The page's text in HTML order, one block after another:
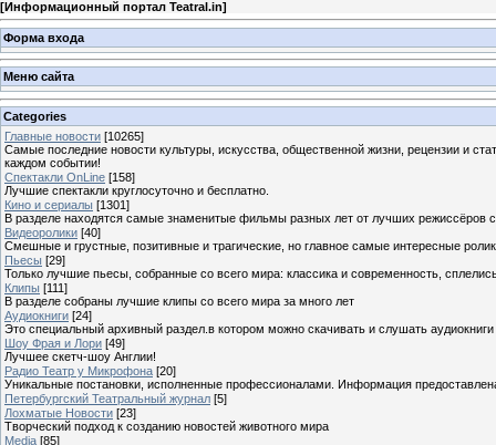
[Информационный портал Teatral.in]
Форма входа
Меню сайта
Categories
Главные новости [10265]
Самые последние новости культуры, искусства, общественной жизни, рецензии и
каждом событии!
Спектакли OnLine [158]
Лучшие спектакли круглосуточно и бесплатно.
Кино и сериалы [1301]
В разделе находятся самые знаменитые фильмы разных лет от лучших режиссёров
Видеоролики [40]
Смешные и грустные, позитивные и трагические, но главное самые интересные
Пьесы [29]
Только лучшие пьесы, собранные со всего мира: классика и современность,
Клипы [111]
В разделе собраны лучшие клипы со всего мира за много лет
Аудиокниги [24]
Это специальный архивный раздел.в котором можно скачивать и слушать
Шоу Фрая и Лори [49]
Лучшее скетч-шоу Англии!
Радио Театр у Микрофона [20]
Уникальные постановки, исполненные профессионалами. Информация
Петербургский Театральный журнал [5]
Лохматые Новости [23]
Творческий подход к созданию новостей животного мира
Media [85]